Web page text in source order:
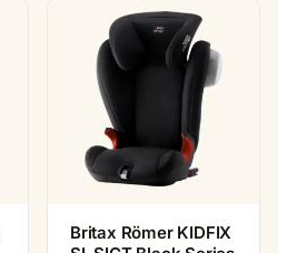
Britax Römer KIDFIX